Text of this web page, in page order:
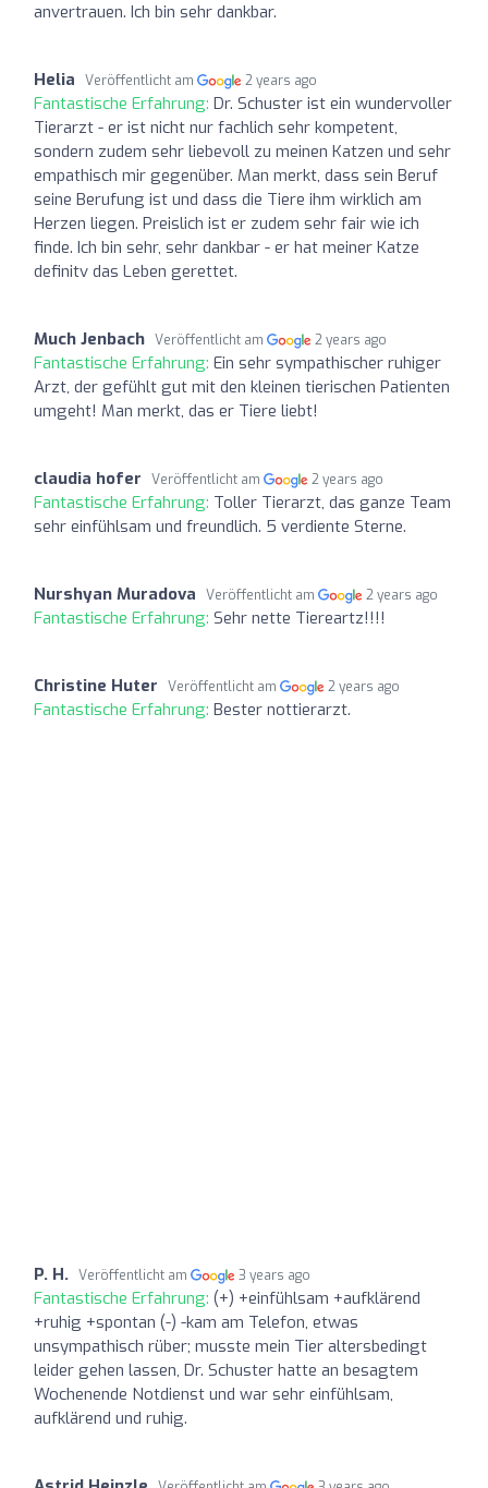
anvertrauen. Ich bin sehr dankbar.
Helia Veröffentlicht am 2 years ago
Fantastische Erfahrung: Dr. Schuster ist ein wundervoller
Tierarzt - er ist nicht nur fachlich sehr kompetent,
sondern zudem sehr liebevoll zu meinen Katzen und sehr
empathisch mir gegenüber. Man merkt, dass sein Beruf
seine Berufung ist und dass die Tiere ihm wirklich am
Herzen liegen. Preislich ist er zudem sehr fair wie ich
finde. Ich bin sehr, sehr dankbar - er hat meiner Katze
definitv das Leben gerettet.
Much Jenbach Veröffentlicht am 2 years ago
Fantastische Erfahrung: Ein sehr sympathischer ruhiger
Arzt, der gefühlt gut mit den kleinen tierischen Patienten
umgeht! Man merkt, das er Tiere liebt!
claudia hofer Veröffentlicht am 2 years ago
Fantastische Erfahrung: Toller Tierarzt, das ganze Team
sehr einfühlsam und freundlich. 5 verdiente Sterne.
Nurshyan Muradova Veröffentlicht am 2 years ago
Fantastische Erfahrung: Sehr nette Tiereartz!!!!
Christine Huter Veröffentlicht am 2 years ago
Fantastische Erfahrung: Bester nottierarzt.
P. H. Veröffentlicht am 3 years ago
Fantastische Erfahrung: (+) +einfühlsam +aufklärend
+ruhig +spontan (-) -kam am Telefon, etwas
unsympathisch rüber; musste mein Tier altersbedingt
leider gehen lassen, Dr. Schuster hatte an besagtem
Wochenende Notdienst und war sehr einfühlsam,
aufklärend und ruhig.